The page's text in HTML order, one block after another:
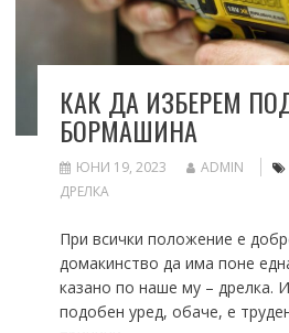
КАК ДА ИЗБЕРЕМ
БОРМАШИНА
ЮНИ 19, 2023 ADMIN
ДРЕЛКА
При всички положение е
домакинство да има поне
казано по наше му – дрелка.
подобен уред, обаче, е